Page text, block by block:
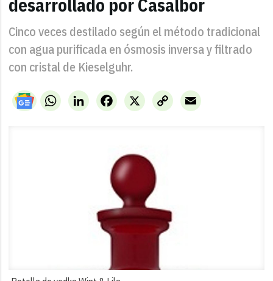
desarrollado por Casalbor
Cinco veces destilado según el método tradicional
con agua purificada en ósmosis inversa y filtrado
con cristal de Kieselguhr.
WhatsAppLinkedIn X
Facebook
Copy
Link
Email